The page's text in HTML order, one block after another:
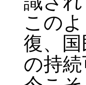
この
復、
の持